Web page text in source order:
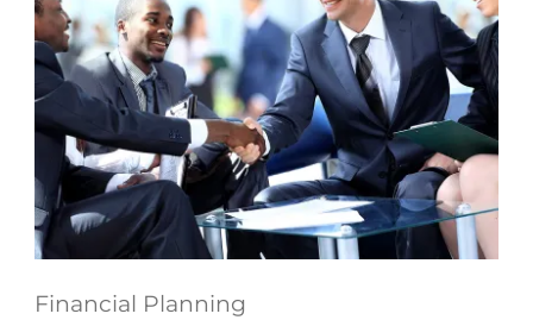
Financial Planning